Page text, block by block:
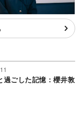
過ごした記憶：櫻井敦